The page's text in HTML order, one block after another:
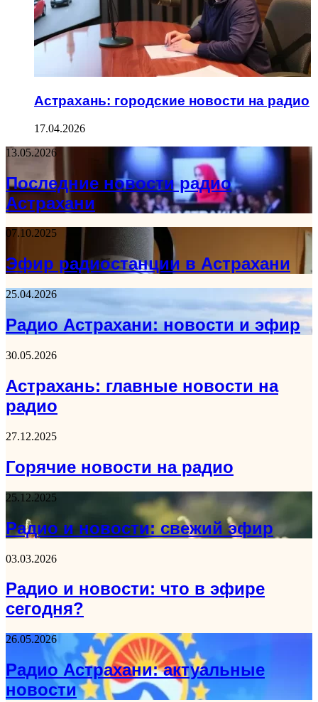
Астрахань: городские новости на радио
17.04.2026
13.05.2026
Последние новости радио
Астрахани
07.10.2025
Эфир радиостанции в Астрахани
25.04.2026
Радио Астрахани: новости и эфир
30.05.2026
Астрахань: главные новости на
радио
27.12.2025
Горячие новости на радио
25.12.2025
Радио и новости: свежий эфир
03.03.2026
Радио и новости: что в эфире
сегодня?
26.05.2026
Радио Астрахани: актуальные
новости